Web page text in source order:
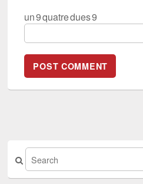
un9quatredues9